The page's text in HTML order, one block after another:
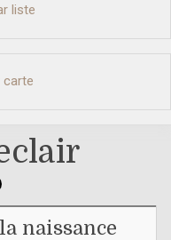
liste
carte
naissance